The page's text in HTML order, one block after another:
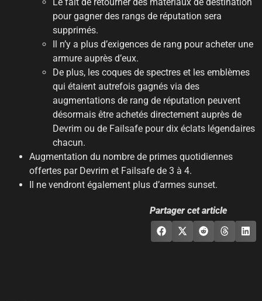
pour gagner des rangs de réputation sera
supprimés.
Il n’y a plus d’exigences de rang pour acheter une
armure auprès d’eux.
De plus, les coques de spectres et les emblèmes
qui étaient autrefois gagnés via des
augmentations de rang de réputation peuvent
désormais être achetés directement auprès de
Devrim ou de Failsafe pour dix éclats légendaires
chacun.
Augmentation du nombre de primes quotidiennes
offertes par Devrim et Failsafe de 3 à 4.
Il ne vendront également plus d’armes sunset.
Partager cet article